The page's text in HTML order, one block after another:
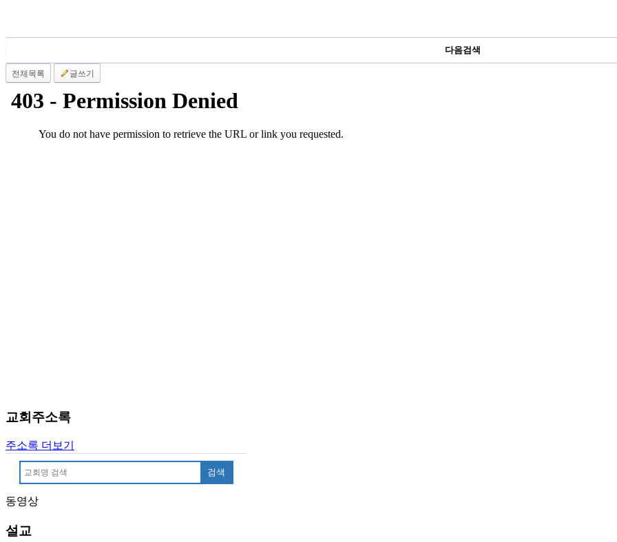
뉴
스
신
발
부
아
시
다음검색
전체목록 글쓰기
교회주소록
주소록 더보기
검색
동영상
설교